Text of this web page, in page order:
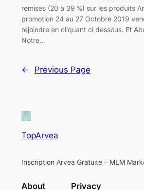
remises (20 à 39 %) sur les produits
promotion 24 au 27 Octobre 2019
rejoindre en cliquant ci dessous. Et
Notre…
← Previous Page
TopArvea
Inscription Arvea Gratuite – MLM
About Privacy